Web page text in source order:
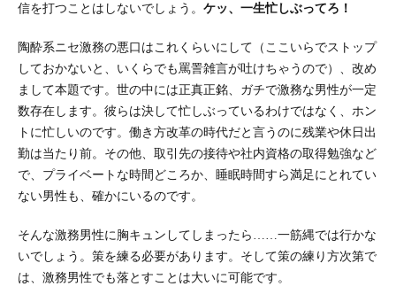
信を打つことはしないでしょう。 ケッ、一生忙しぶってろ！
陶酔系ニセ激務の悪口はこれくらいにして（ここいらでストップ
しておかないと、いくらでも罵詈雑言が吐けちゃうので）、改め
まして本題です。世の中には正真正銘、ガチで激務な男性が一定
数存在します。彼らは決して忙しぶっているわけではなく、ホン
トに忙しいのです。働き方改革の時代だと言うのに残業や休日出
勤は当たり前。その他、取引先の接待や社内資格の取得勉強など
で、プライベートな時間どころか、睡眠時間すら満足にとれてい
ない男性も、確かにいるのです。
そんな激務男性に胸キュンしてしまったら……一筋縄では行かな
いでしょう。策を練る必要があります。そして策の練り方次第で
は、激務男性でも落とすことは大いに可能です。